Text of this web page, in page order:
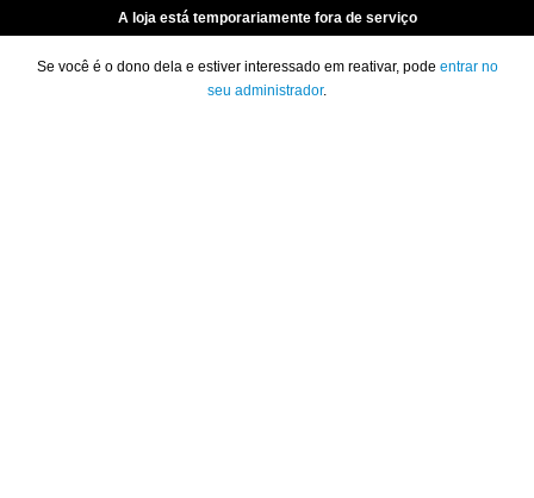
A loja está temporariamente fora de serviço
Se você é o dono dela e estiver interessado em reativar, pode entrar no
seu administrador.